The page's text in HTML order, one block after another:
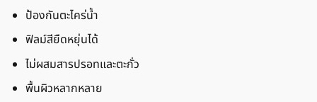
ป้องกันตะไคร่น้ำ
ฟิลม์สียืดหยุ่นได้
ไม่ผสมสารปรอทและตะกั่ว
พื้นผิวหลากหลาย